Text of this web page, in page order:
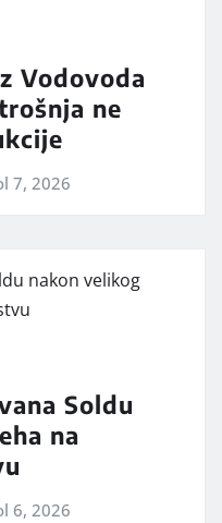
Vodovoda
ne
7, 2026
Soldu
na
6, 2026